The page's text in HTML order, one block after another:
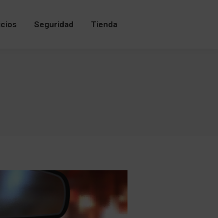
Seguridad Tienda
Seguridad Tienda